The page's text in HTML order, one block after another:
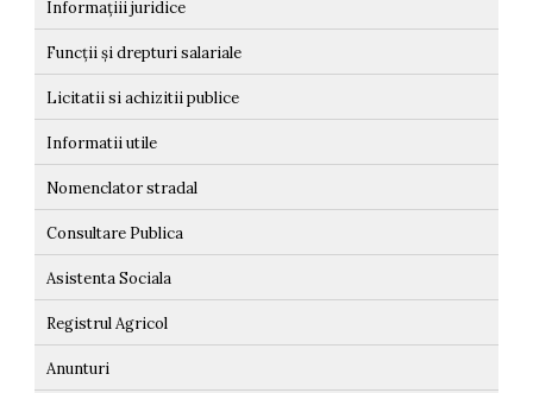
Informațiii juridice
Funcții și drepturi salariale
Licitatii si achizitii publice
Informatii utile
Nomenclator stradal
Consultare Publica
Asistenta Sociala
Registrul Agricol
Anunturi